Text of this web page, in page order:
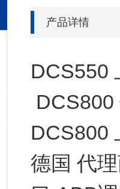
产品详情
DCS550
DCS800
德国 代